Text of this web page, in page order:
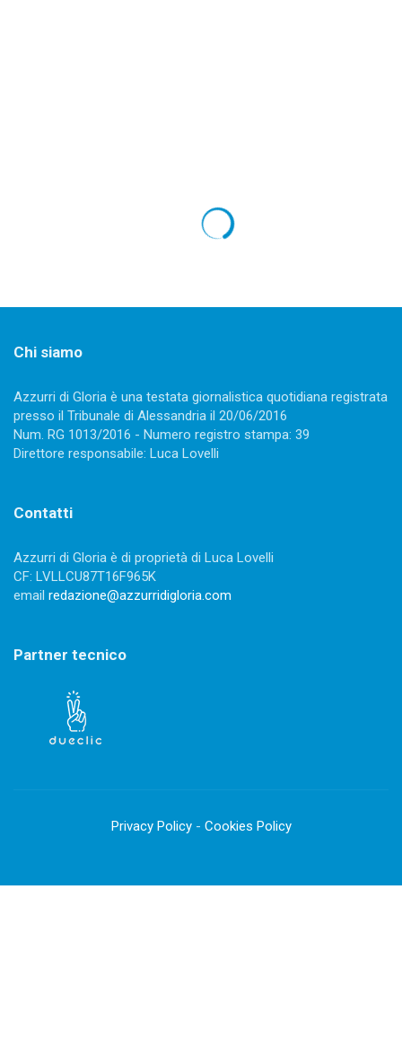
Chi siamo
Azzurri di Gloria è una testata giornalistica quotidiana registrata
presso il Tribunale di Alessandria il 20/06/2016
Num. RG 1013/2016 - Numero registro stampa: 39
Direttore responsabile: Luca Lovelli
Contatti
Azzurri di Gloria è di proprietà di Luca Lovelli
CF: LVLLCU87T16F965K
email redazione@azzurridigloria.com
Partner tecnico
Privacy Policy- Cookies Policy